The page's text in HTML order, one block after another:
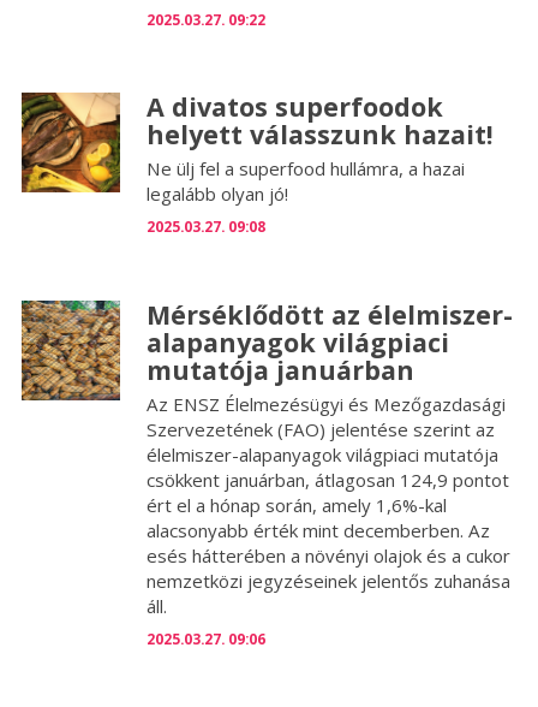
2025.03.27. 09:22
A divatos superfoodok
helyett válasszunk hazait!
Ne ülj fel a superfood hullámra, a hazai
legalább olyan jó!
2025.03.27. 09:08
Mérséklődött az élelmiszer-
alapanyagok világpiaci
mutatója januárban
Az ENSZ Élelmezésügyi és Mezőgazdasági
Szervezetének (FAO) jelentése szerint az
élelmiszer-alapanyagok világpiaci mutatója
csökkent januárban, átlagosan 124,9 pontot
ért el a hónap során, amely 1,6%-kal
alacsonyabb érték mint decemberben. Az
esés hátterében a növényi olajok és a cukor
nemzetközi jegyzéseinek jelentős zuhanása
áll.
2025.03.27. 09:06